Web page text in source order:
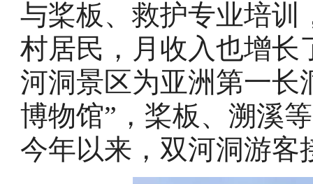
与桨板、救护专业培训
村居民，月收入也增长
河洞景区为亚洲第一长
博物馆”，桨板、溯溪
今年以来，双河洞游客